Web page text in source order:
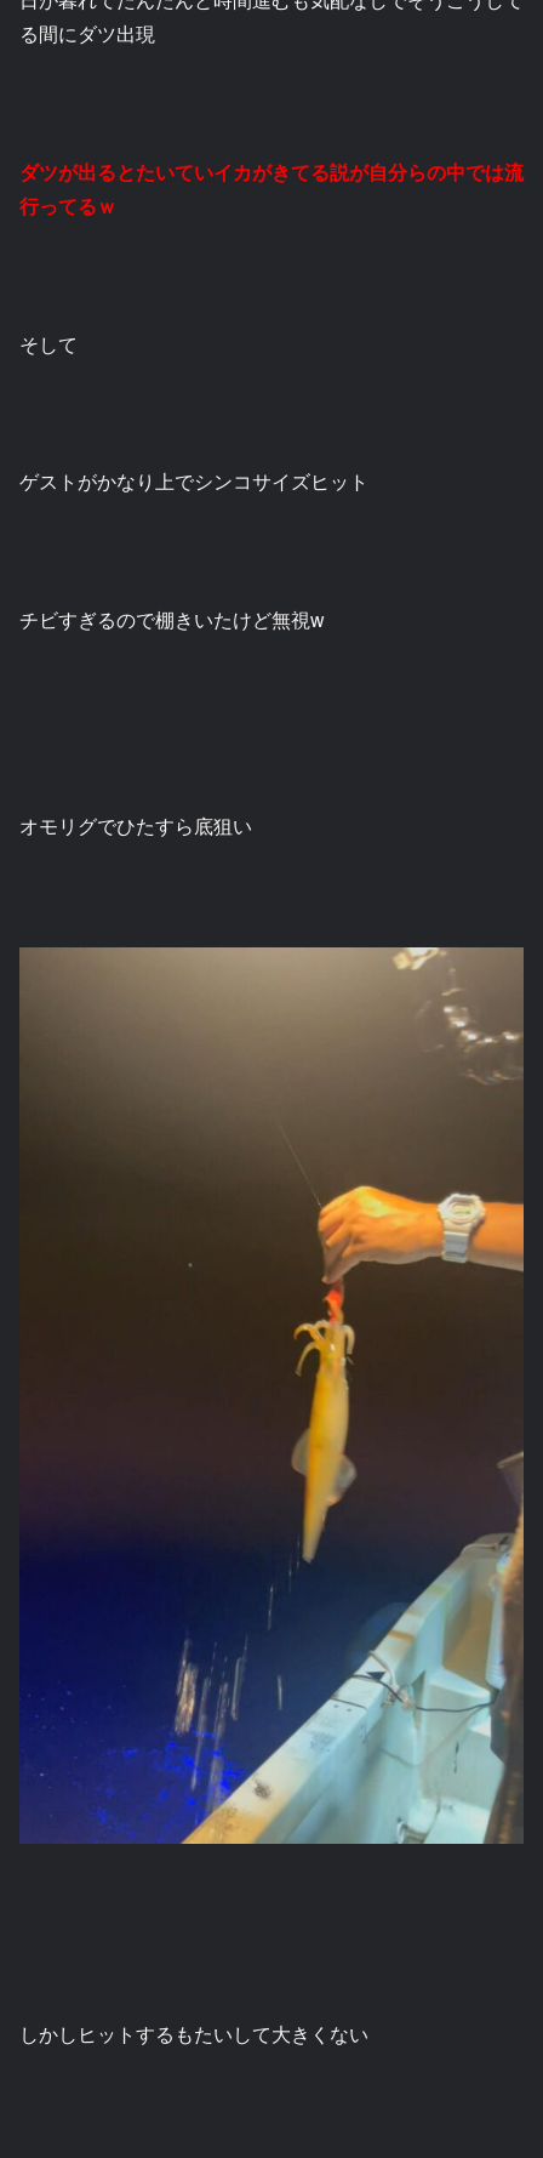
る間にダツ出現
ダツが出るとたいていイカがきてる説が自分らの中では流
行ってるｗ
そして
ゲストがかなり上でシンコサイズヒット
チビすぎるので棚きいたけど無視w
オモリグでひたすら底狙い
しかしヒットするもたいして大きくない